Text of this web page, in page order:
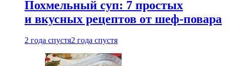
Похмельный суп: 7 простых
и вкусных рецептов от шеф-повара
2 года спустя2 года спустя